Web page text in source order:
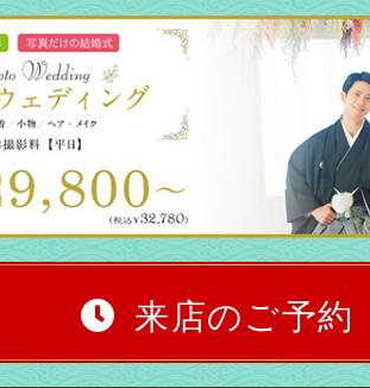
来店のご予約